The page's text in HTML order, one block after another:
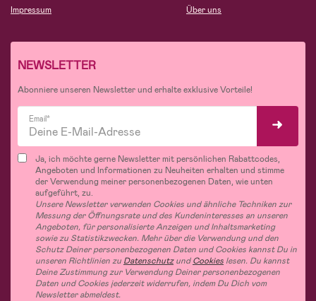
Impressum
Über uns
NEWSLETTER
Abonniere unseren Newsletter und erhalte exklusive Vorteile!
Email*
Ja, ich möchte gerne Newsletter mit persönlichen Rabattcodes,
Angeboten und Informationen zu Neuheiten erhalten und stimme
der Verwendung meiner personenbezogenen Daten, wie unten
aufgeführt, zu.
Unsere Newsletter verwenden Cookies und ähnliche Techniken zur
Messung der Öffnungsrate und des Kundeninteresses an unseren
Angeboten, für personalisierte Anzeigen und Inhaltsmarketing
sowie zu Statistikzwecken. Mehr über die Verwendung und den
Schutz Deiner personenbezogenen Daten und Cookies kannst Du in
unseren Richtlinien zu DatenschutzundCookies lesen. Du kannst
Deine Zustimmung zur Verwendung Deiner personenbezogenen
Daten und Cookies jederzeit widerrufen, indem Du Dich vom
Newsletter abmeldest.